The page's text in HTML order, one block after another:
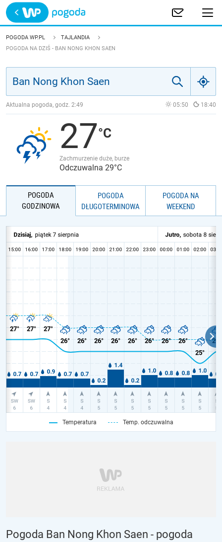
Trwa ładowanie
POLSKA
JAKOŚĆ POWIETRZA
POGODA WP.PL
TAJLANDIA
POGODA NA DZIŚ - BAN NONG KHON SAEN
Aktualna pogoda, godz. 2:49 05:50 18:40
27
Zachmurzenie duże, burze
Odczuwalna 29°C
POGODA
GODZINOWA
POGODA
DŁUGOTERMINOWA
POGODA NA
WEEKEND
Temperatura Temp. odczuwalna
Pogoda Ban Nong Khon Saen - pogoda